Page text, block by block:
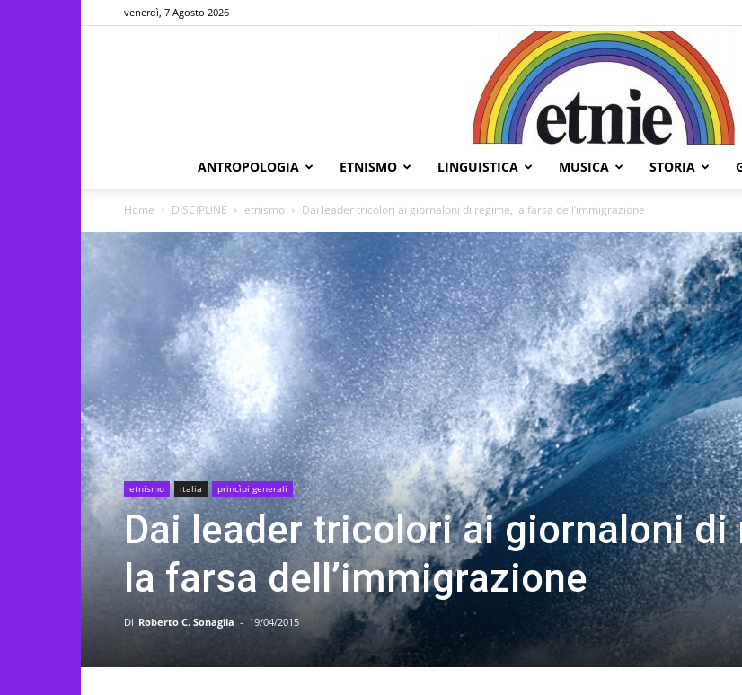
venerdì, 7 Agosto 2026
Etnie
ANTROPOLOGIA ETNISMO LINGUISTICA MUSICA STORIA
Home DISCIPLINE etnismo Dai leader tricolori ai giornaloni di regime, la farsa dell’immigrazione
etnismo italia princìpi generali
Dai leader tricolori ai giornaloni di
la farsa dell’immigrazione
Di Roberto C. Sonaglia - 19/04/2015